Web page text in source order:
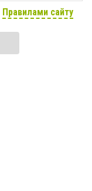
Правилами сайту